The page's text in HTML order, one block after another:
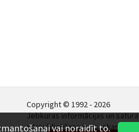
Copyright © 1992 - 2026
Jebkuras informācijas un satura
pārpublicēšana ir jāsaskaņo.
vai noraidīt to.